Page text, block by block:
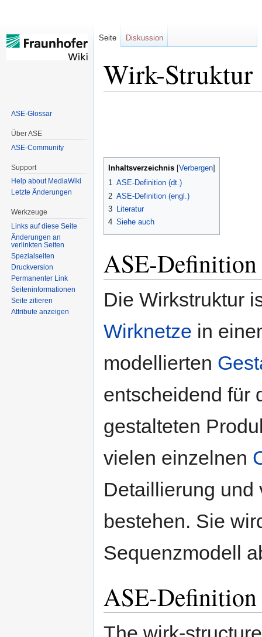
Wirk-Struktur
Inhaltsverzeichnis
1 ASE-Definition (dt.)
2 ASE-Definition (engl.)
3 Literatur
4 Siehe auch
ASE-
​Die Wirkstruktur
Wirknetze in
modellierten
entscheidend für
gestalteten
vielen einzelnen
Detaillierung
bestehen. Sie
Sequenzmodell
ASE-
Seite Diskussion
ASE-Glossar
Über ASE
ASE-Community
Support
Help about MediaWiki
Letzte Änderungen
Werkzeuge
Links auf diese Seite
Änderungen an
verlinkten Seiten
Spezialseiten
Druckversion
Permanenter Link
Seiten­informationen
Seite zitieren
Attribute anzeigen